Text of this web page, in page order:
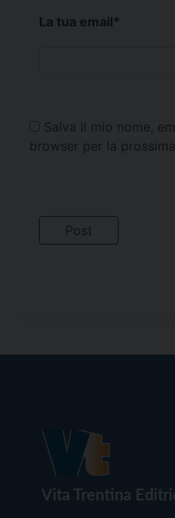
La tua email*
Salva il mio nome,
browser per la
Vita Trentina